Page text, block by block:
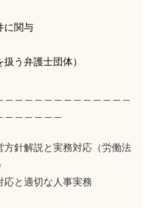
に関与
う弁護士団体）
針解説と実務対応（労働法
と適切な人事実務